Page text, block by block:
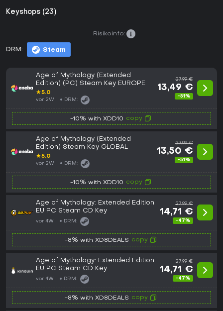
Keyshops (23)
DRM: Steam
Risikoinfo:
Age of Mythology (Extended
Edition) (PC) Steam Key EUROPE
★5.0
vor 2W DRM:
27,99 €
13,49 €
-51%
-10% with XDD10 copy
Age of Mythology (Extended
Edition) Steam Key GLOBAL
★5.0
vor 2W DRM:
27,99 €
13,50 €
-51%
-10% with XDD10 copy
Age of Mythology: Extended Edition
EU PC Steam CD Key
vor 4W DRM:
27,99 €
14,71 €
-47%
-8% with XD8DEALS copy
Age of Mythology: Extended Edition
EU PC Steam CD Key
vor 4W DRM:
27,99 €
14,71 €
-47%
-8% with XD8DEALS copy